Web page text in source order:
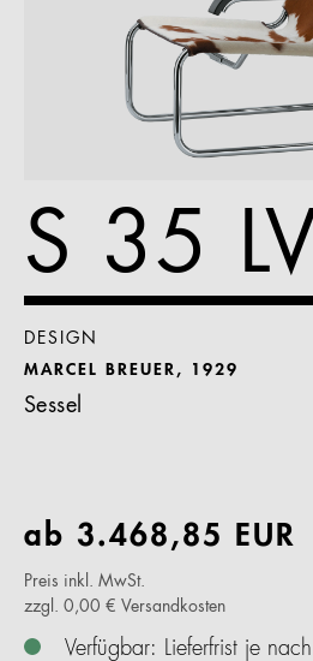
S 35 LV
DESIGN
MARCEL BREUER, 1929
Sessel
ab 3.468,85 EUR
Preis inkl. MwSt.
zzgl. 0,00 € Versandkosten
Verfügbar: Lieferfrist je